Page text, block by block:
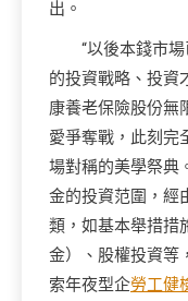
出。
“以後本錢市
的投資戰略、投資
康養老保險股份無
愛爭奪戰，此刻完
場對稱的美學祭典
金的投資范圍，經
類，如基本舉措措
金）、股權投資等
索年夜型企勞工健